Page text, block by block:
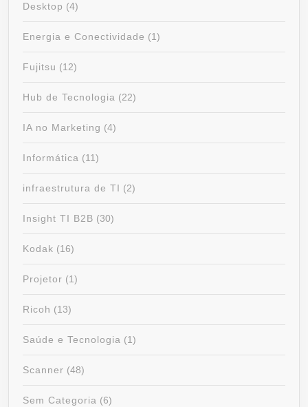
Desktop (4)
Energia e Conectividade (1)
Fujitsu (12)
Hub de Tecnologia (22)
IA no Marketing (4)
Informática (11)
infraestrutura de TI (2)
Insight TI B2B (30)
Kodak (16)
Projetor (1)
Ricoh (13)
Saúde e Tecnologia (1)
Scanner (48)
Sem Categoria (6)